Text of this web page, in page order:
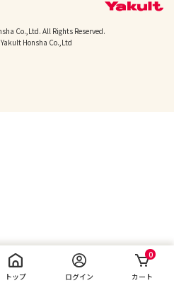
トップ ログイン
0
カート
Co.,Ltd. All Rights Reserved.
Honsha Co.,Ltd